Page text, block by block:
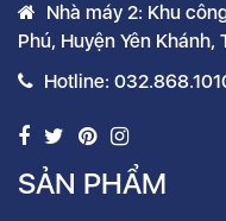
Nhà máy 2: Khu
Phú, Huyện Yên Khánh,
Hotline:
SẢN PHẨM